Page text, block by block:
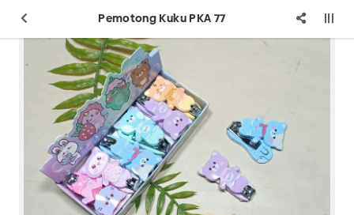
Pemotong Kuku PKA 77